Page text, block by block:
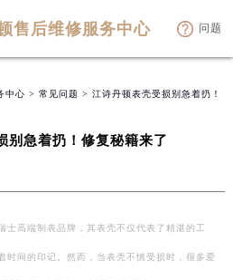
售后维修服务中心 问题
中心 > 常见问题 > 江诗丹顿表壳受损别急着扔！
别急着扔！修复秘籍来了
士高端制表品牌，其表壳不仅代表了精湛的工
时间的印记。然而，当表壳不慎受损时，很多爱